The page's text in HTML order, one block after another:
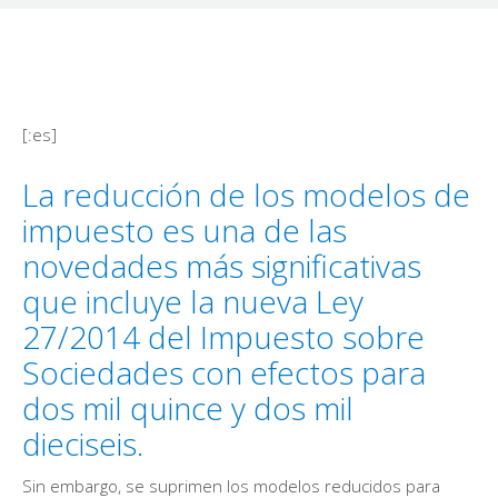
[:es]
La reducción de los modelos de
impuesto es una de las
novedades más significativas
que incluye la nueva Ley
27/2014 del Impuesto sobre
Sociedades con efectos para
dos mil quince y dos mil
dieciseis.
Sin embargo, se suprimen los modelos reducidos para